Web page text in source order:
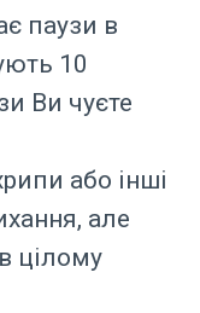
паузи в
10
Ви чуєте
або інші
але
цілому